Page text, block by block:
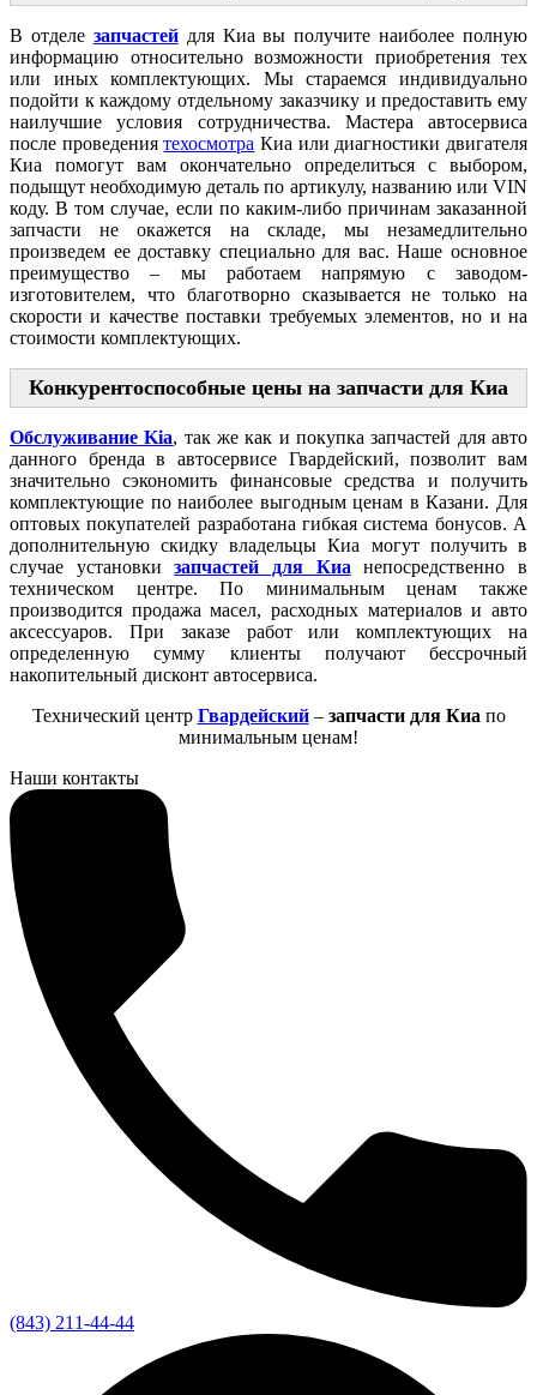
В отделе запчастейдля Киа вы получите наиболее полную
информацию относительно возможности приобретения тех
или иных комплектующих. Мы стараемся индивидуально
подойти к каждому отдельному заказчику и предоставить ему
наилучшие условия сотрудничества. Мастера автосервиса
после проведениятехосмотра Киа или диагностики двигателя
Киа помогут вам окончательно определиться с выбором,
подыщут необходимую деталь по артикулу, названию или VIN
коду. В том случае, если по каким-либо причинам заказанной
запчасти не окажется на складе, мы незамедлительно
произведем ее доставку специально для вас. Наше основное
преимущество – мы работаем напрямую с заводом-
изготовителем, что благотворно сказывается не только на
скорости и качестве поставки требуемых элементов, но и на
стоимости комплектующих.
Конкурентоспособные цены на запчасти для Киа
Обслуживание Kia, так же как и покупка запчастей для авто
данного бренда в автосервисе Гвардейский, позволит вам
значительно сэкономить финансовые средства и получить
комплектующие по наиболее выгодным ценам в Казани. Для
оптовых покупателей разработана гибкая система бонусов. А
дополнительную скидку владельцы Киа могут получить в
случае установкизапчастей для Киа непосредственно в
техническом центре. По минимальным ценам также
производится продажа масел, расходных материалов и авто
аксессуаров. При заказе работ или комплектующих на
определенную сумму клиенты получают бессрочный
накопительный дисконт автосервиса.
Технический центр Гвардейский– запчасти для Киа по
минимальным ценам!
Наши контакты
(843) 211-44-44